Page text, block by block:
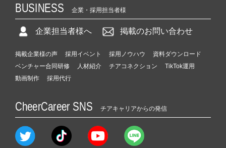
BUSINESS 企業・採用担当者様
企業担当者様へ 掲載のお問い合わせ
掲載企業様の声 採用イベント 採用ノウハウ
資料ダウンロード
ベンチャー合同研修
人材紹介 チアコネクション
TikTok運用
動画制作
採用代行
CheerCareer SNS チアキャリアからの発信